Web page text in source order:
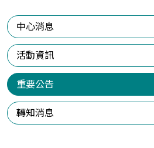
中心消息
活動資訊
重要公告
轉知消息
也歡迎臨時加入，這裡是方便大家
名連結：https://shorturl.at/014hY